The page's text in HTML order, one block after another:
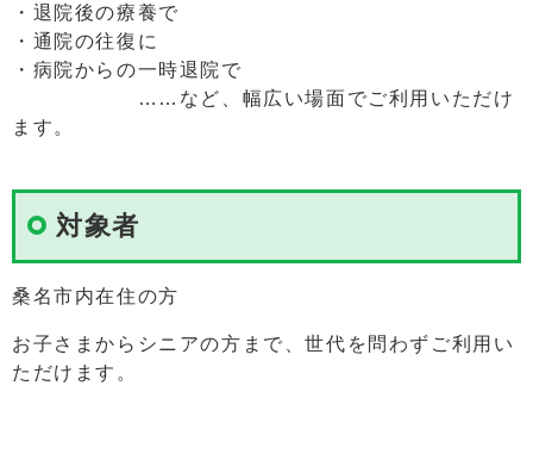
・退院後の療養で
・通院の往復に
・病院からの一時退院で
……など、幅広い場面でご利用いただけ
ます。
対象者
桑名市内在住の方
お子さまからシニアの方まで、世代を問わずご利用い
ただけます。